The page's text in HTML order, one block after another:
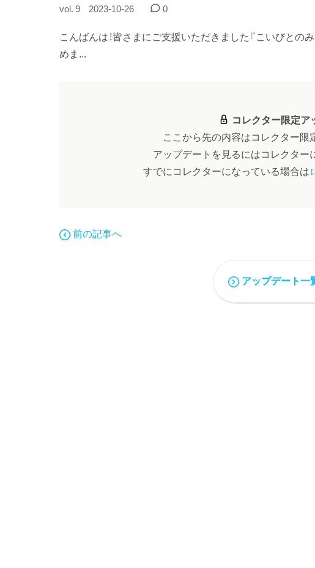
vol. 9 2023-10-26 0
こんばんは！皆さまにご支援いただきました『こいびとの
めま...
コレクター限定ア
ここから先の内容はコレクター限
アップデートを見るにはコレクター
すでにコレクターになっている場合は
前の記事へ
アップデート一